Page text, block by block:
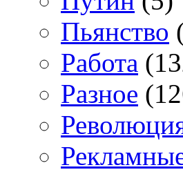
Пьянство
Работа
Разное